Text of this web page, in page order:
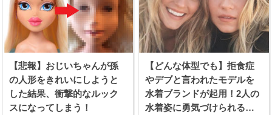
【悲報】おじいちゃんが孫
の人形をきれいにしようと
した結果、衝撃的なルック
スになってしまう！
【どんな体型でも】拒食症
やデブと言われたモデルを
水着ブランドが起用！2人の
水着姿に勇気づけられる女